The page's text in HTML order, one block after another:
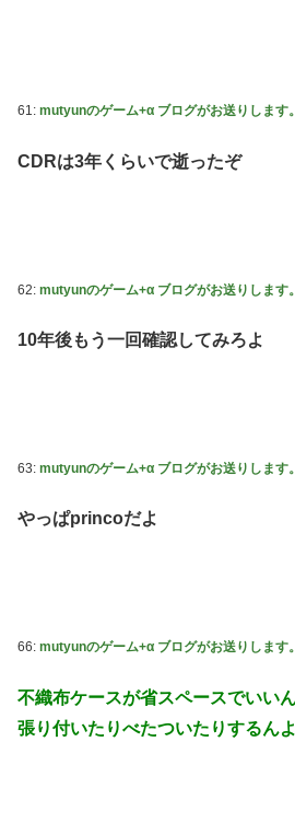
61: mutyunのゲーム+α ブログがお送りします。
CDRは3年くらいで逝ったぞ
62: mutyunのゲーム+α ブログがお送りします。
10年後もう一回確認してみろよ
63: mutyunのゲーム+α ブログがお送りします。
やっぱprincoだよ
66: mutyunのゲーム+α ブログがお送りします。
不織布ケースが省スペースでいい
張り付いたりべたついたりするんよ